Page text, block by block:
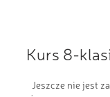
Kurs 8-
Jeszcze nie jest